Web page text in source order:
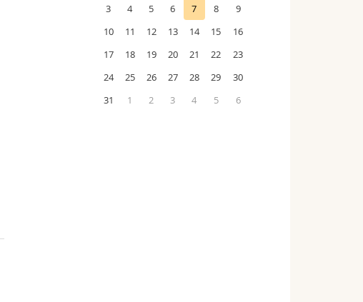
3
4 5 6 7 8
9
10
11 12 13 14 15
16
17
18 19 20 21 22
23
24
25 26 27 28 29
30
31
1 2 3 4 5 6